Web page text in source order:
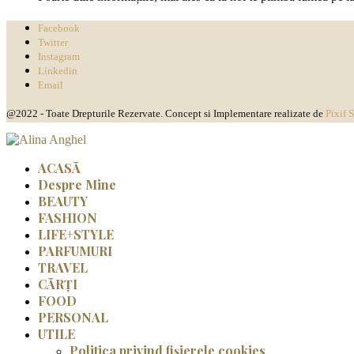
Facebook
Twitter
Instagram
Linkedin
Email
@2022 - Toate Drepturile Rezervate. Concept si Implementare realizate de Pixif
ACASĂ
Despre Mine
BEAUTY
FASHION
LIFE+STYLE
PARFUMURI
TRAVEL
CĂRȚI
FOOD
PERSONAL
UTILE
Politica privind fișierele cookies